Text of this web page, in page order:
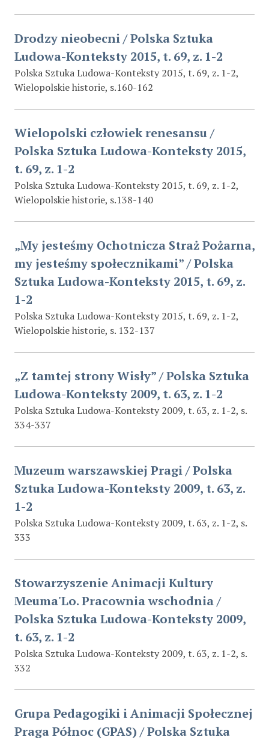
Drodzy nieobecni / Polska Sztuka
Ludowa-Konteksty 2015, t. 69, z. 1-2
Polska Sztuka Ludowa-Konteksty 2015, t. 69, z. 1-2,
Wielopolskie historie, s.160-162
Wielopolski człowiek renesansu /
Polska Sztuka Ludowa-Konteksty 2015,
t. 69, z. 1-2
Polska Sztuka Ludowa-Konteksty 2015, t. 69, z. 1-2,
Wielopolskie historie, s.138-140
„My jesteśmy Ochotnicza Straż Pożarna,
my jesteśmy społecznikami” / Polska
Sztuka Ludowa-Konteksty 2015, t. 69, z.
1-2
Polska Sztuka Ludowa-Konteksty 2015, t. 69, z. 1-2,
Wielopolskie historie, s. 132-137
„Z tamtej strony Wisły” / Polska Sztuka
Ludowa-Konteksty 2009, t. 63, z. 1-2
Polska Sztuka Ludowa-Konteksty 2009, t. 63, z. 1-2, s.
334-337
Muzeum warszawskiej Pragi / Polska
Sztuka Ludowa-Konteksty 2009, t. 63, z.
1-2
Polska Sztuka Ludowa-Konteksty 2009, t. 63, z. 1-2, s.
333
Stowarzyszenie Animacji Kultury
Meuma'Lo. Pracownia wschodnia /
Polska Sztuka Ludowa-Konteksty 2009,
t. 63, z. 1-2
Polska Sztuka Ludowa-Konteksty 2009, t. 63, z. 1-2, s.
332
Grupa Pedagogiki i Animacji Społecznej
Praga Północ (GPAS) / Polska Sztuka